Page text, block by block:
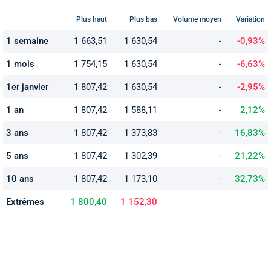
Plus haut Plus bas Volume moyen Variation
1 semaine 1 663,51 1 630,54 - -0,93%
1 mois 1 754,15 1 630,54 - -6,63%
1er janvier 1 807,42 1 630,54 - -2,95%
1 an 1 807,42 1 588,11 - 2,12%
3 ans 1 807,42 1 373,83 - 16,83%
5 ans 1 807,42 1 302,39 - 21,22%
10 ans 1 807,42 1 173,10 - 32,73%
Extrêmes 1 800,40 1 152,30